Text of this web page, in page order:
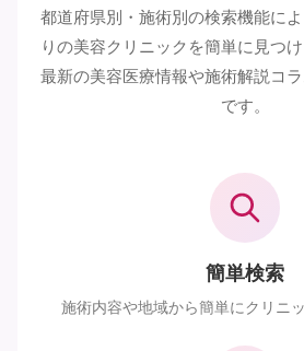
都道府県別・施術別の検索機能に
りの美容クリニックを簡単に見つけ
最新の美容医療情報や施術解説コ
です。
簡単検索
施術内容や地域から簡単にクリニ